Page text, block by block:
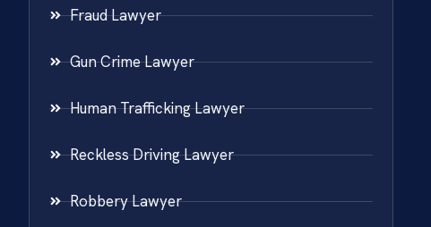
Fraud Lawyer
Gun Crime Lawyer
Human Trafficking Lawyer
Reckless Driving Lawyer
Robbery Lawyer